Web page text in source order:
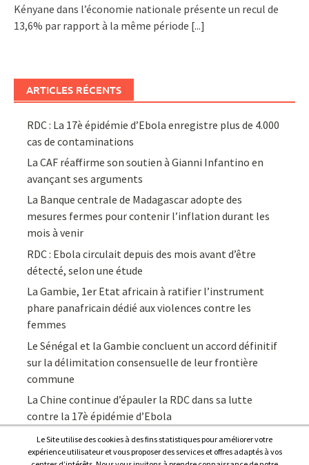
Kényane dans l’économie nationale présente un recul de
13,6% par rapport à la même période [...]
ARTICLES RÉCENTS
RDC : La 17è épidémie d’Ebola enregistre plus de 4.000
cas de contaminations
La CAF réaffirme son soutien à Gianni Infantino en
avançant ses arguments
La Banque centrale de Madagascar adopte des
mesures fermes pour contenir l’inflation durant les
mois à venir
RDC : Ebola circulait depuis des mois avant d’être
détecté, selon une étude
La Gambie, 1er Etat africain à ratifier l’instrument
phare panafricain dédié aux violences contre les
femmes
Le Sénégal et la Gambie concluent un accord définitif
sur la délimitation consensuelle de leur frontière
commune
La Chine continue d’épauler la RDC dans sa lutte
contre la 17è épidémie d’Ebola
Le Site utilise des cookies à des fins statistiques pour améliorer votre
expérience utilisateur et vous proposer des services et offres adaptés à vos